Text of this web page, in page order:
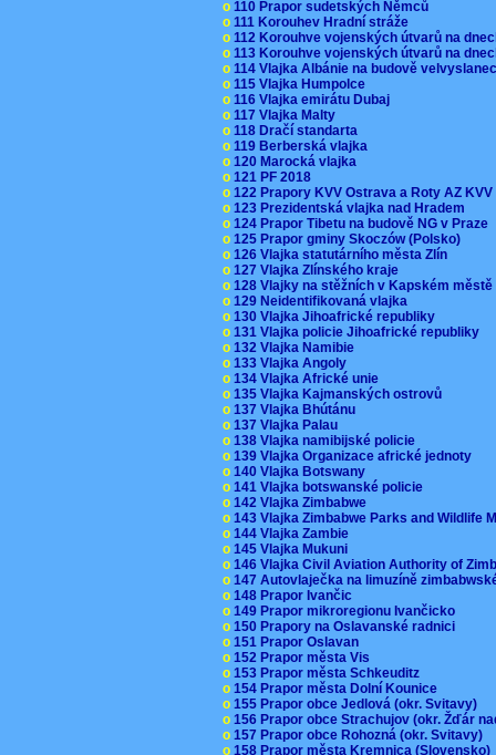
o 110 Prapor sudetských Němců
o 111 Korouhev Hradní stráže
o 112 Korouhve vojenských útvarů na
o 113 Korouhve vojenských útvarů na
o 114 Vlajka Albánie na budově
o 115 Vlajka Humpolce
o 116 Vlajka emirátu Dubaj
o 117 Vlajka Malty
o 118 Dračí standarta
o 119 Berberská vlajka
o 120 Marocká vlajka
o 121 PF 2018
o 122 Prapory KVV Ostrava a Roty AZ
o 123 Prezidentská vlajka nad Hradem
o 124 Prapor Tibetu na budově NG v Praze
o 125 Prapor gminy Skoczów (Polsko)
o 126 Vlajka statutárního města Zlín
o 127 Vlajka Zlínského kraje
o 128 Vlajky na stěžních v Kapském
o 129 Neidentifikovaná vlajka
o 130 Vlajka Jihoafrické republiky
o 131 Vlajka policie Jihoafrické republiky
o 132 Vlajka Namibie
o 133 Vlajka Angoly
o 134 Vlajka Africké unie
o 135 Vlajka Kajmanských ostrovů
o 137 Vlajka Bhútánu
o 137 Vlajka Palau
o 138 Vlajka namibijské policie
o 139 Vlajka Organizace africké jednoty
o 140 Vlajka Botswany
o 141 Vlajka botswanské policie
o 142 Vlajka Zimbabwe
o 143 Vlajka Zimbabwe Parks and Wildlife
o 144 Vlajka Zambie
o 145 Vlajka Mukuni
o 146 Vlajka Civil Aviation Authority of
o 147 Autovlaječka na limuzíně
o 148 Prapor Ivančic
o 149 Prapor mikroregionu Ivančicko
o 150 Prapory na Oslavanské radnici
o 151 Prapor Oslavan
o 152 Prapor města Vis
o 153 Prapor města Schkeuditz
o 154 Prapor města Dolní Kounice
o 155 Prapor obce Jedlová (okr. Svitavy)
o 156 Prapor obce Strachujov (okr. Žďár
o 157 Prapor obce Rohozná (okr. Svitavy)
o 158 Prapor města Kremnica (Slovensko)